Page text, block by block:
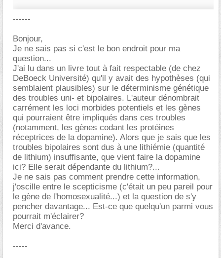
------
Bonjour,
Je ne sais pas si c'est le bon endroit pour ma
question...
J'ai lu dans un livre tout à fait respectable (de chez
DeBoeck Université) qu'il y avait des hypothèses (qui
semblaient plausibles) sur le déterminisme génétique
des troubles uni- et bipolaires. L'auteur dénombrait
carrément les loci morbides potentiels et les gènes
qui pourraient être impliqués dans ces troubles
(notamment, les gènes codant les protéines
réceptrices de la dopamine). Alors que je sais que les
troubles bipolaires sont dus à une lithiémie (quantité
de lithium) insuffisante, que vient faire la dopamine
ici? Elle serait dépendante du lithium?...
Je ne sais pas comment prendre cette information,
j'oscille entre le scepticisme (c'était un peu pareil pour
le gène de l'homosexualité...) et la question de s'y
pencher davantage... Est-ce que quelqu'un parmi vous
pourrait m'éclairer?
Merci d'avance.
-----